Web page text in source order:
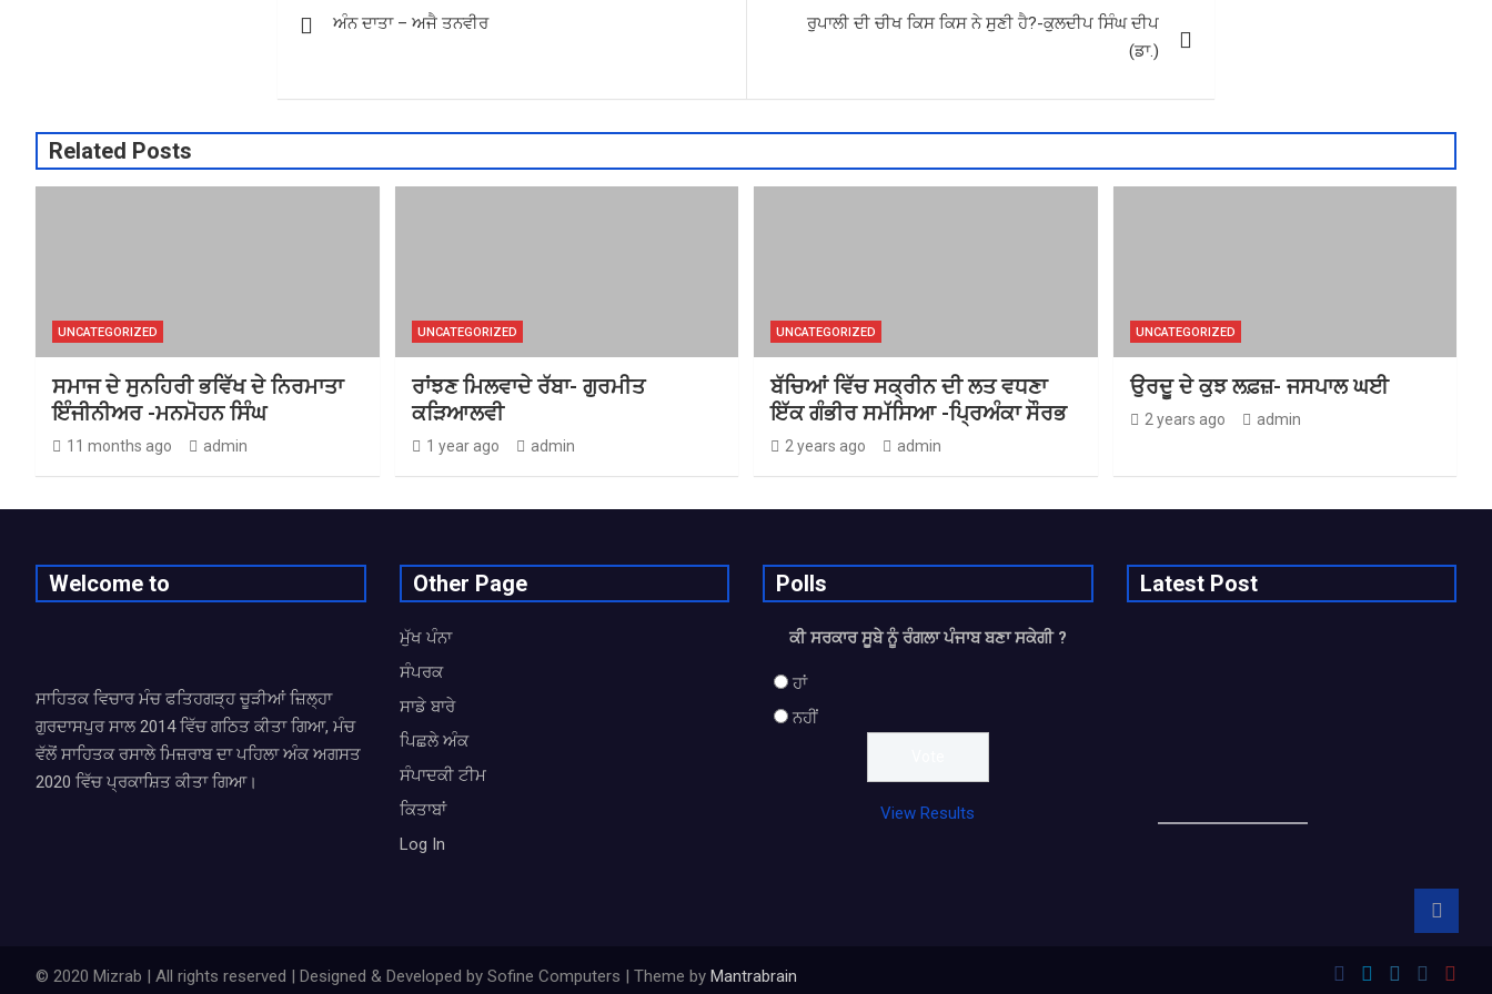
navigation
ਅੰਨ ਦਾਤਾ – ਅਜੈ ਤਨਵੀਰ
ਰੁਪਾਲੀ ਦੀ ਚੀਖ ਕਿਸ ਕਿਸ ਨੇ ਸੁਣੀ ਹੈ?-ਕੁਲਦੀਪ ਸਿੰਘ ਦੀਪ
(ਡਾ.)
Related Posts
UNCATEGORIZED
ਸਮਾਜ ਦੇ ਸੁਨਹਿਰੀ ਭਵਿੱਖ ਦੇ ਨਿਰਮਾਤਾ
ਇੰਜੀਨੀਅਰ -ਮਨਮੋਹਨ ਸਿੰਘ
11 months ago admin
UNCATEGORIZED
ਰਾਂਝਣ ਮਿਲਵਾਦੇ ਰੱਬਾ- ਗੁਰਮੀਤ
ਕੜਿਆਲਵੀ
1 year ago admin
UNCATEGORIZED
ਬੱਚਿਆਂ ਵਿੱਚ ਸਕ੍ਰੀਨ ਦੀ ਲਤ ਵਧਣਾ
ਇੱਕ ਗੰਭੀਰ ਸਮੱਸਿਆ -ਪ੍ਰਿਅੰਕਾ ਸੌਰਭ
2 years ago admin
UNCATEGORIZED
ਉਰਦੂ ਦੇ ਕੁਝ ਲਫ਼ਜ਼- ਜਸਪਾਲ ਘਈ
2 years ago admin
Welcome to
ਸਾਹਿਤਕ ਵਿਚਾਰ ਮੰਚ ਫਤਿਹਗੜ੍ਹ ਚੂੜੀਆਂ ਜ਼ਿਲ੍ਹਾ
ਗੁਰਦਾਸਪੁਰ ਸਾਲ 2014 ਵਿੱਚ ਗਠਿਤ ਕੀਤਾ ਗਿਆ, ਮੰਚ
ਵੱਲੋਂ ਸਾਹਿਤਕ ਰਸਾਲੇ ਮਿਜ਼ਰਾਬ ਦਾ ਪਹਿਲਾ ਅੰਕ ਅਗਸਤ
2020 ਵਿੱਚ ਪ੍ਰਕਾਸ਼ਿਤ ਕੀਤਾ ਗਿਆ।
Other Page
ਮੁੱਖ ਪੰਨਾ
ਸੰਪਰਕ
ਸਾਡੇ ਬਾਰੇ
ਪਿਛਲੇ ਅੰਕ
ਸੰਪਾਦਕੀ ਟੀਮ
ਕਿਤਾਬਾਂ
Log In
Polls
ਕੀ ਸਰਕਾਰ ਸੂਬੇ ਨੂੰ ਰੰਗਲਾ ਪੰਜਾਬ ਬਣਾ ਸਕੇਗੀ ?
ਹਾਂ
ਨਹੀਂ
View Results
Latest Post
© 2020 Mizrab | All rights reserved | Designed & Developed by Sofine Computers | Theme by Mantrabrain